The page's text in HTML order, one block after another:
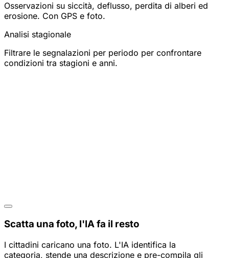
Osservazioni su siccità, deflusso, perdita di alberi ed
erosione. Con GPS e foto.
Analisi stagionale
Filtrare le segnalazioni per periodo per confrontare
condizioni tra stagioni e anni.
Scatta una foto, l'IA fa il resto
I cittadini caricano una foto. L'IA identifica la
categoria, stende una descrizione e pre-compila gli